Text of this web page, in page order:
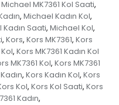
Michael MK7361 Kol Saati,
, Michael Kadın Kol,
Saati, Michael Kol,
, Kors, Kors MK7361, Kors
, Kors MK7361 Kadın Kol
MK7361 Kol, Kors MK7361
, Kors Kadın Kol, Kors
Kol, Kors Kol Saati, Kors
Kadın,